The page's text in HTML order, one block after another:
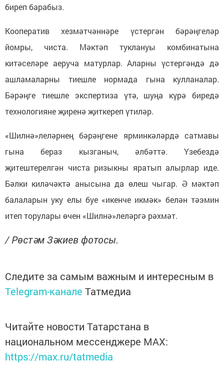
биреп барабыз.
Кооператив хезмәтчәннәре үстергән бәрәңгеләр
йомры, чиста. Мәктәп туклануы комбинатына
китәселәре аеруча матурлар. Аларны үстергәндә дә
ашламаларны тиешле нормада гына кулланалар.
Бәрәңге тиешле экспертиза үтә, шуңа күрә биредә
технологияне җиренә җиткереп үтиләр.
«Шилнә»леләрнең бәрәңгене ярминкәләрдә сатмавы
гына бераз кызганыч, әлбәттә. Үзебездә
җитештерелгән чиста ризыкны яратып алырлар иде.
Бәлки киләчәктә анысына да өлеш чыгар. Ә мәктәп
балаларын уку елы буе «икенче икмәк» белән тәэмин
итеп торулары өчен «Шилнә»леләргә рәхмәт.
/ Рөстәм Зәкиев фотосы.
Следите за самым важным и интересным в
Telegram-канале Татмедиа
Читайте новости Татарстана в
национальном мессенджере MАХ:
https://max.ru/tatmedia